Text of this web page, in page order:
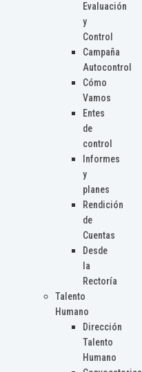
Evaluación
y
Control
Campaña
Autocontrol
Cómo
Vamos
Entes
de
control
Informes
y
planes
Rendición
de
Cuentas
Desde
la
Rectoría
Talento
Humano
Dirección
Talento
Humano